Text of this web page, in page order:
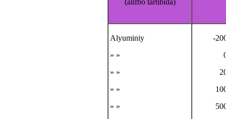
(alifbo tartibida)
Alyuminiy
» »
» »
» »
» »
-